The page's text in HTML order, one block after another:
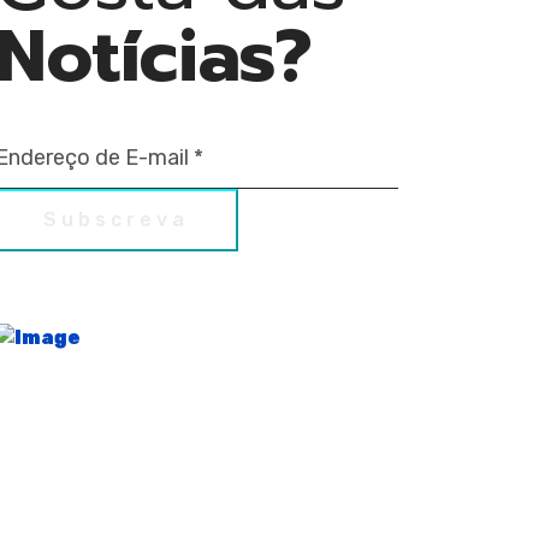
Notícias?